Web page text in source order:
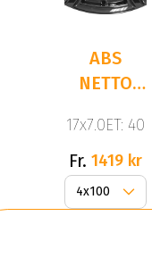
ABS
NETTO
GLOSS
BLACK
17x7.0ET: 40
Fr. 1419 kr